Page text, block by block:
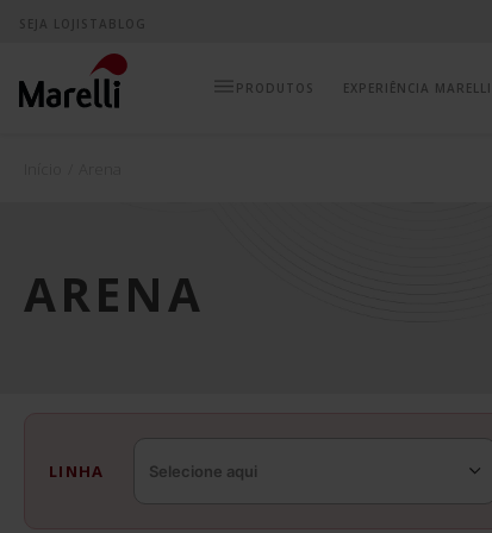
SEJA LOJISTA BLOG
EXPERIÊNCIA MARELLI
ARENA
LINHA Selecione aqui